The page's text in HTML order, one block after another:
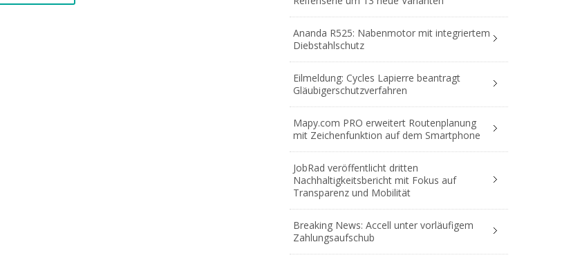
Ananda R525: Nabenmotor mit integriertem
Diebstahlschutz
Eilmeldung: Cycles Lapierre beantragt
Gläubigerschutzverfahren
Mapy.com PRO erweitert Routenplanung
mit Zeichenfunktion auf dem Smartphone
JobRad veröffentlicht dritten
Nachhaltigkeitsbericht mit Fokus auf
Transparenz und Mobilität
Breaking News: Accell unter vorläufigem
Zahlungsaufschub